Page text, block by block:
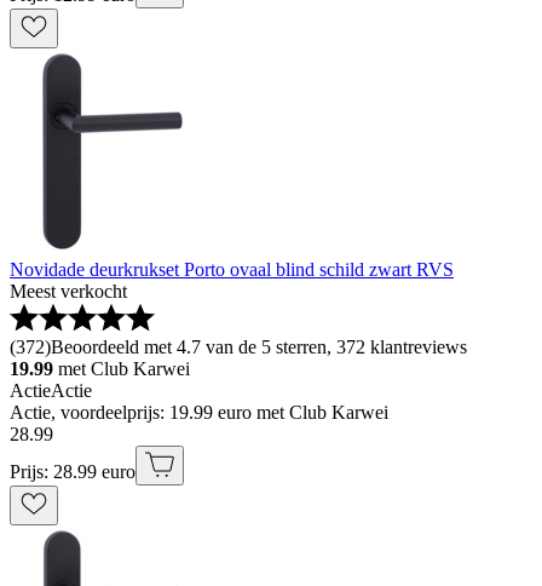
Novidade deurkrukset Porto ovaal blind schild zwart RVS
Meest verkocht
(372)Beoordeeld met 4.7 van de 5 sterren, 372 klantreviews
19.99 met Club Karwei
ActieActie
Actie, voordeelprijs: 19.99 euro met Club Karwei
28.99
Prijs: 28.99 euro